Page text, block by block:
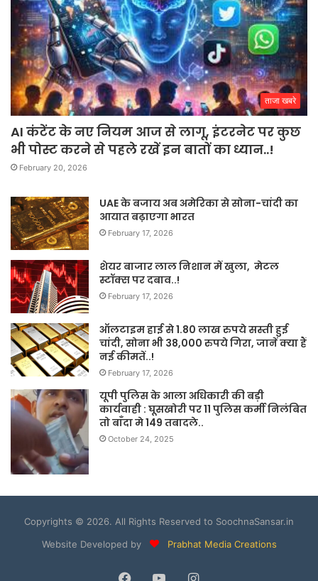
ताजा खबरे
AI कंटेंट के नए नियम आज से लागू, इंटरनेट पर कुछ
भी पोस्ट करने से पहले रखें इन बातों का ध्यान..!
February 20, 2026
UAE के बजाय अब अमेरिका से सोना-चांदी का
आयात बढ़ाएगा भारत
February 17, 2026
शेयर बाजार लाल निशान में खुला, मेटल
स्टॉक्स पर दबाव..!
February 17, 2026
ऑलटाइम हाई से 1.80 लाख रुपये सस्ती हुई
चांदी, सोना भी 38,000 रुपये गिरा, जानें क्या हैं
नई कीमतें..!
February 17, 2026
यूपी पुलिस के आला अधिकारी की बड़ी
कार्यवाही : घूसखोरी पर 11 पुलिस कर्मी निलंबित
तो बाँदा मे 149 तबादले..
October 24, 2025
Copyrights © 2026. All Rights Reserved to SoochnaSansar.in
Website Developed by
Prabhat Media Creations